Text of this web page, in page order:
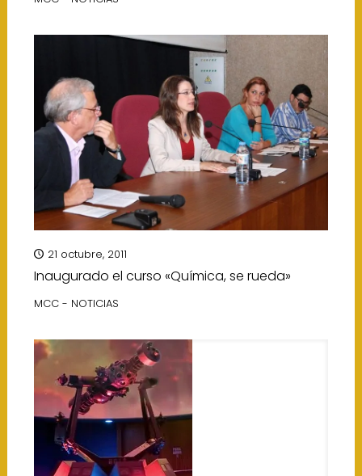
21 octubre, 2011
Inaugurado el curso «Química, se rueda»
MCC - NOTICIAS